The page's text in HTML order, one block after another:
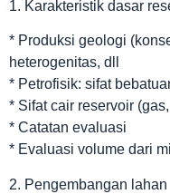
1. Karakteristik dasar
* Produksi geologi
heterogenitas, dll
* Petrofisik: sifat
* Sifat cair reservoir
* Catatan evaluasi
* Evaluasi volume dari
2. Pengembangan lahan